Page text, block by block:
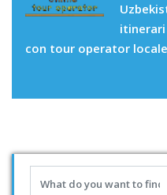
itinerari
con tour operator